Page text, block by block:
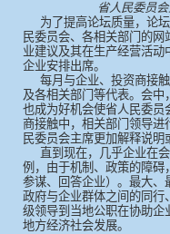
省人民委员
为了提高论坛质量，论
民委员会、各相关部门的
业建议及其在生产经营活动
企业安排出席。
每月与企业、投资商接
及各相关部门等代表。会中
也成为好机会使省人民委员
商接触中，相关部门领导进
民委员会主席更加解释说明
直到现在，几乎企业在
例，由于机制、政策的障碍
参谋、回答企业）。 最大、
政府与企业群体之间的同行
级领导到当地公职在协助企
地方经济社会发展。